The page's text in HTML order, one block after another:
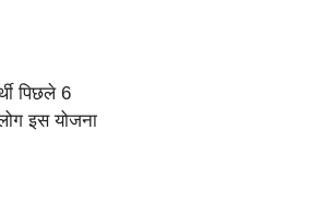
पिछले 6
इस योजना